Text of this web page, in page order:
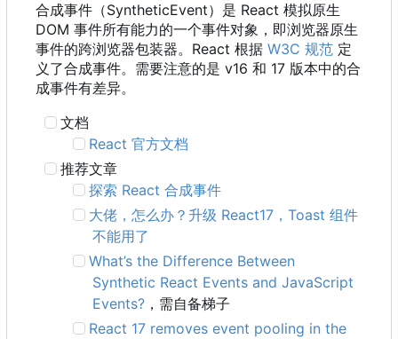
合成事件 （SyntheticEvent） 是 React 模拟原生
DOM 事件所有能力的一个事件对象 ， 即浏览器原生
事件的跨浏览器包装器。React 根据 W3C 规范 定
义了合成事件。需要注意的是 v16 和 17 版本中的合
成事件有差异。
文档
React 官方文档
推荐文章
探索 React 合成事件
大佬，怎么办？升级 React17 ，Toast 组件
不能用了
What’s the Difference Between
Synthetic React Events and JavaScript
Events? ，需自备梯子
React 17 removes event pooling in the